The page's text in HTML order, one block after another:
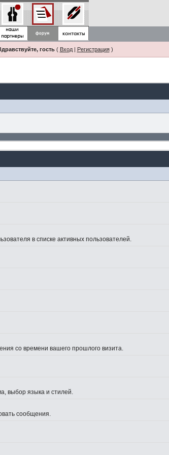
гость( Вход| Регистрация)
в списке активных пользователей.
со времени вашего прошлого визита.
выбор языка и стилей.
сообщения.